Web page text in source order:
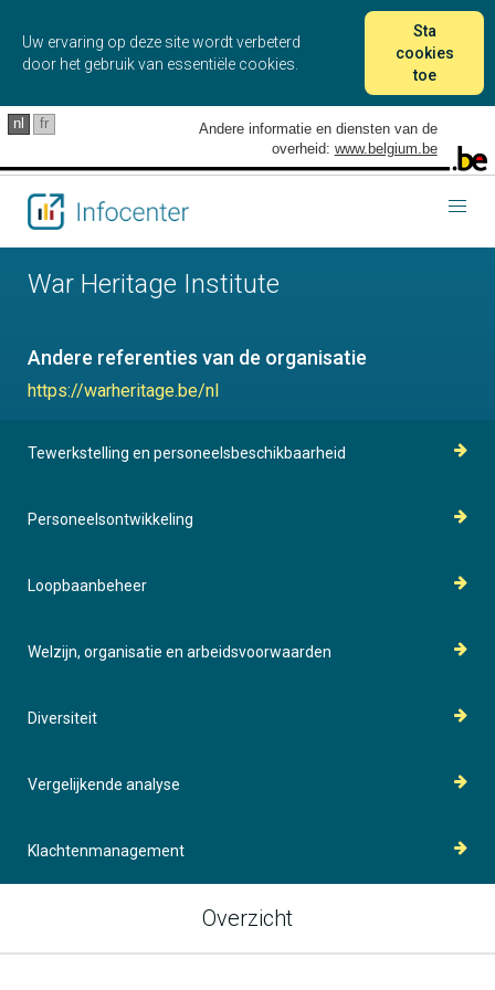
Uw ervaring op deze site wordt verbeterd
door het gebruik van essentiële cookies.
Sta
cookies
toe
nl fr
Andere informatie en diensten van de
overheid: www.belgium.be
War Heritage Institute
Andere referenties van de organisatie
https://warheritage.be/nl
Tewerkstelling en personeelsbeschikbaarheid
Personeelsontwikkeling
Loopbaanbeheer
Welzijn, organisatie en arbeidsvoorwaarden
Diversiteit
Vergelijkende analyse
Klachtenmanagement
Overzicht